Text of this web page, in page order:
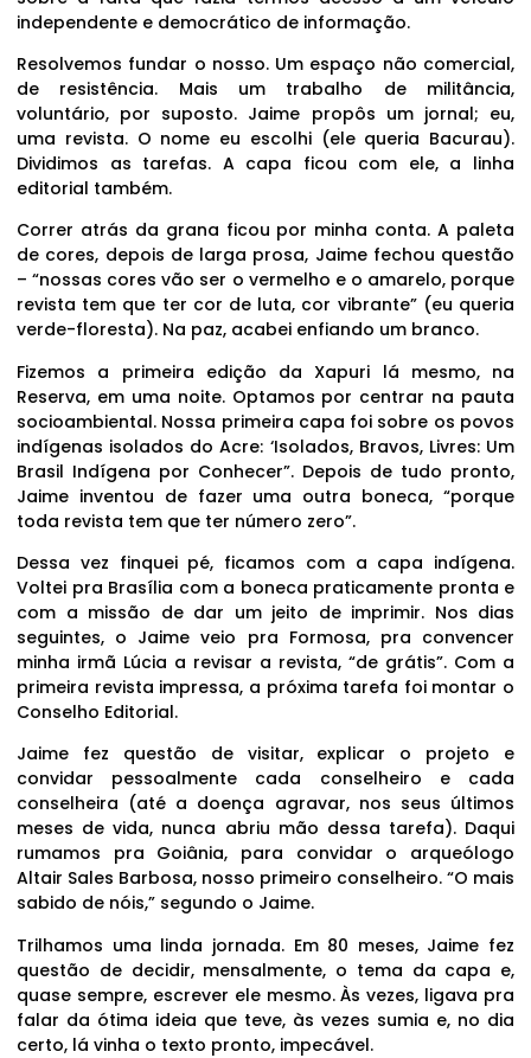
independente e democrático de informação.
Resolvemos fundar o nosso. Um espaço não comercial,
de resistência. Mais um trabalho de militância,
voluntário, por suposto. Jaime propôs um jornal; eu,
uma revista. O nome eu escolhi (ele queria Bacurau).
Dividimos as tarefas. A capa ficou com ele, a linha
editorial também.
Correr atrás da grana ficou por minha conta. A paleta
de cores, depois de larga prosa, Jaime fechou questão
– “nossas cores vão ser o vermelho e o amarelo, porque
revista tem que ter cor de luta, cor vibrante” (eu queria
verde-floresta). Na paz, acabei enfiando um branco.
Fizemos a primeira edição da Xapuri lá mesmo, na
Reserva, em uma noite. Optamos por centrar na pauta
socioambiental. Nossa primeira capa foi sobre os povos
indígenas isolados do Acre: ‘Isolados, Bravos, Livres: Um
Brasil Indígena por Conhecer”. Depois de tudo pronto,
Jaime inventou de fazer uma outra boneca, “porque
toda revista tem que ter número zero”.
Dessa vez finquei pé, ficamos com a capa indígena.
Voltei pra Brasília com a boneca praticamente pronta e
com a missão de dar um jeito de imprimir. Nos dias
seguintes, o Jaime veio pra Formosa, pra convencer
minha irmã Lúcia a revisar a revista, “de grátis”. Com a
primeira revista impressa, a próxima tarefa foi montar o
Conselho Editorial.
Jaime fez questão de visitar, explicar o projeto e
convidar pessoalmente cada conselheiro e cada
conselheira (até a doença agravar, nos seus últimos
meses de vida, nunca abriu mão dessa tarefa). Daqui
rumamos pra Goiânia, para convidar o arqueólogo
Altair Sales Barbosa, nosso primeiro conselheiro. “O mais
sabido de nóis,” segundo o Jaime.
Trilhamos uma linda jornada. Em 80 meses, Jaime fez
questão de decidir, mensalmente, o tema da capa e,
quase sempre, escrever ele mesmo. Às vezes, ligava pra
falar da ótima ideia que teve, às vezes sumia e, no dia
certo, lá vinha o texto pronto, impecável.